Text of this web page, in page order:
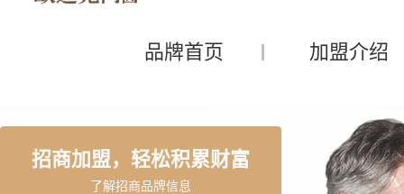
品牌首页 加盟介绍
招商加盟，轻松积累财富
了解招商品牌信息